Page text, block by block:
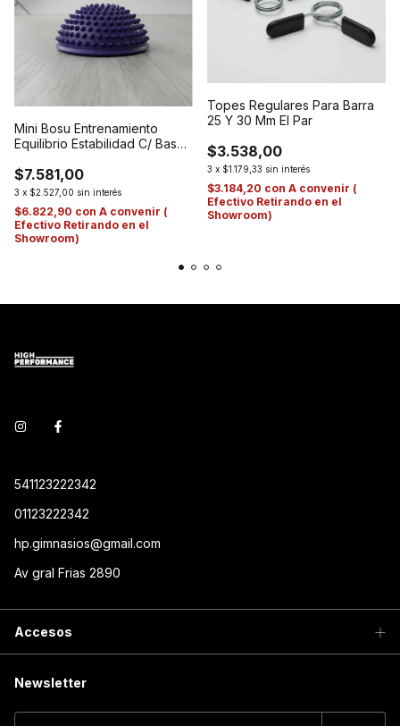
Mini Bosu Entrenamiento
Equilibrio Estabilidad C/ Base
$7.581,00
3 x $2.527,00 sin interés
$6.822,90 con A convenir (
Efectivo Retirando en el
Showroom)
Topes Regulares Para Barra
25 Y 30 Mm El Par
$3.538,00
3 x $1.179,33 sin interés
$3.184,20 con A convenir (
Efectivo Retirando en el
Showroom)
541123222342
01123222342
hp.gimnasios@gmail.com
Av gral Frias 2890
Accesos
Newsletter